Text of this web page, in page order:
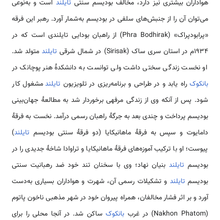
هواداران بیشتری نیز دارد، مخالف بودیسم سنتی تایلند است و به‌نوعی
می‌توان آن را از جنبش‌های سلفی در بودیسم به‌شمار آورد. رهبر این فرقه
«پرابودپراک» (Phra Bodhirak) از راهبان بودایی تایلندی است که در
۱۹۳۴م در استان سری ساک (Sirisak) در شمال شرقی
تایلندمتولد شد.
او نخست زندگی سختی داشت ولی توانست به دانشکدهٔ هنر پوچانک در
بانکوک راه یابد و در طراحی و برنامه‌ریزی در تلویزیون تایلندمشغول کار
شود. پس از آنکه وی از زندگی مرفهی برخوردار شد به مطالعهٔ جهان‌بینی
بودیسم پرداخت و چندی بعد به جرگهٔ راهبان رسمی درآمد. نخست به فرقهٔ
دامایوت و سپس به فرقهٔ ماهانیکایا (دو فرقهٔ سنتی بودیسم تایلند)
پیوست؛ او با ترکیب آموزه‌های فرقهٔ ماهانیکایا و تراوادا شاخهٔ جدیدی را در
بودیسم تایلند بنیان نهاد؛ وی با سخنان تند خود ضد رهبانیت سنتی
بودیسم تایلند و تشکیلات رسمی آن، شهرت و هواداران بسیاری به‌دست
آورد و بر اثر فشار مخالفان، همراه پیروان خود در شهر مذهبی ناخون پاتوم
(Nakhon Phatom) در غرب
بانکوکساکن شد. در آنجا محلی را برای